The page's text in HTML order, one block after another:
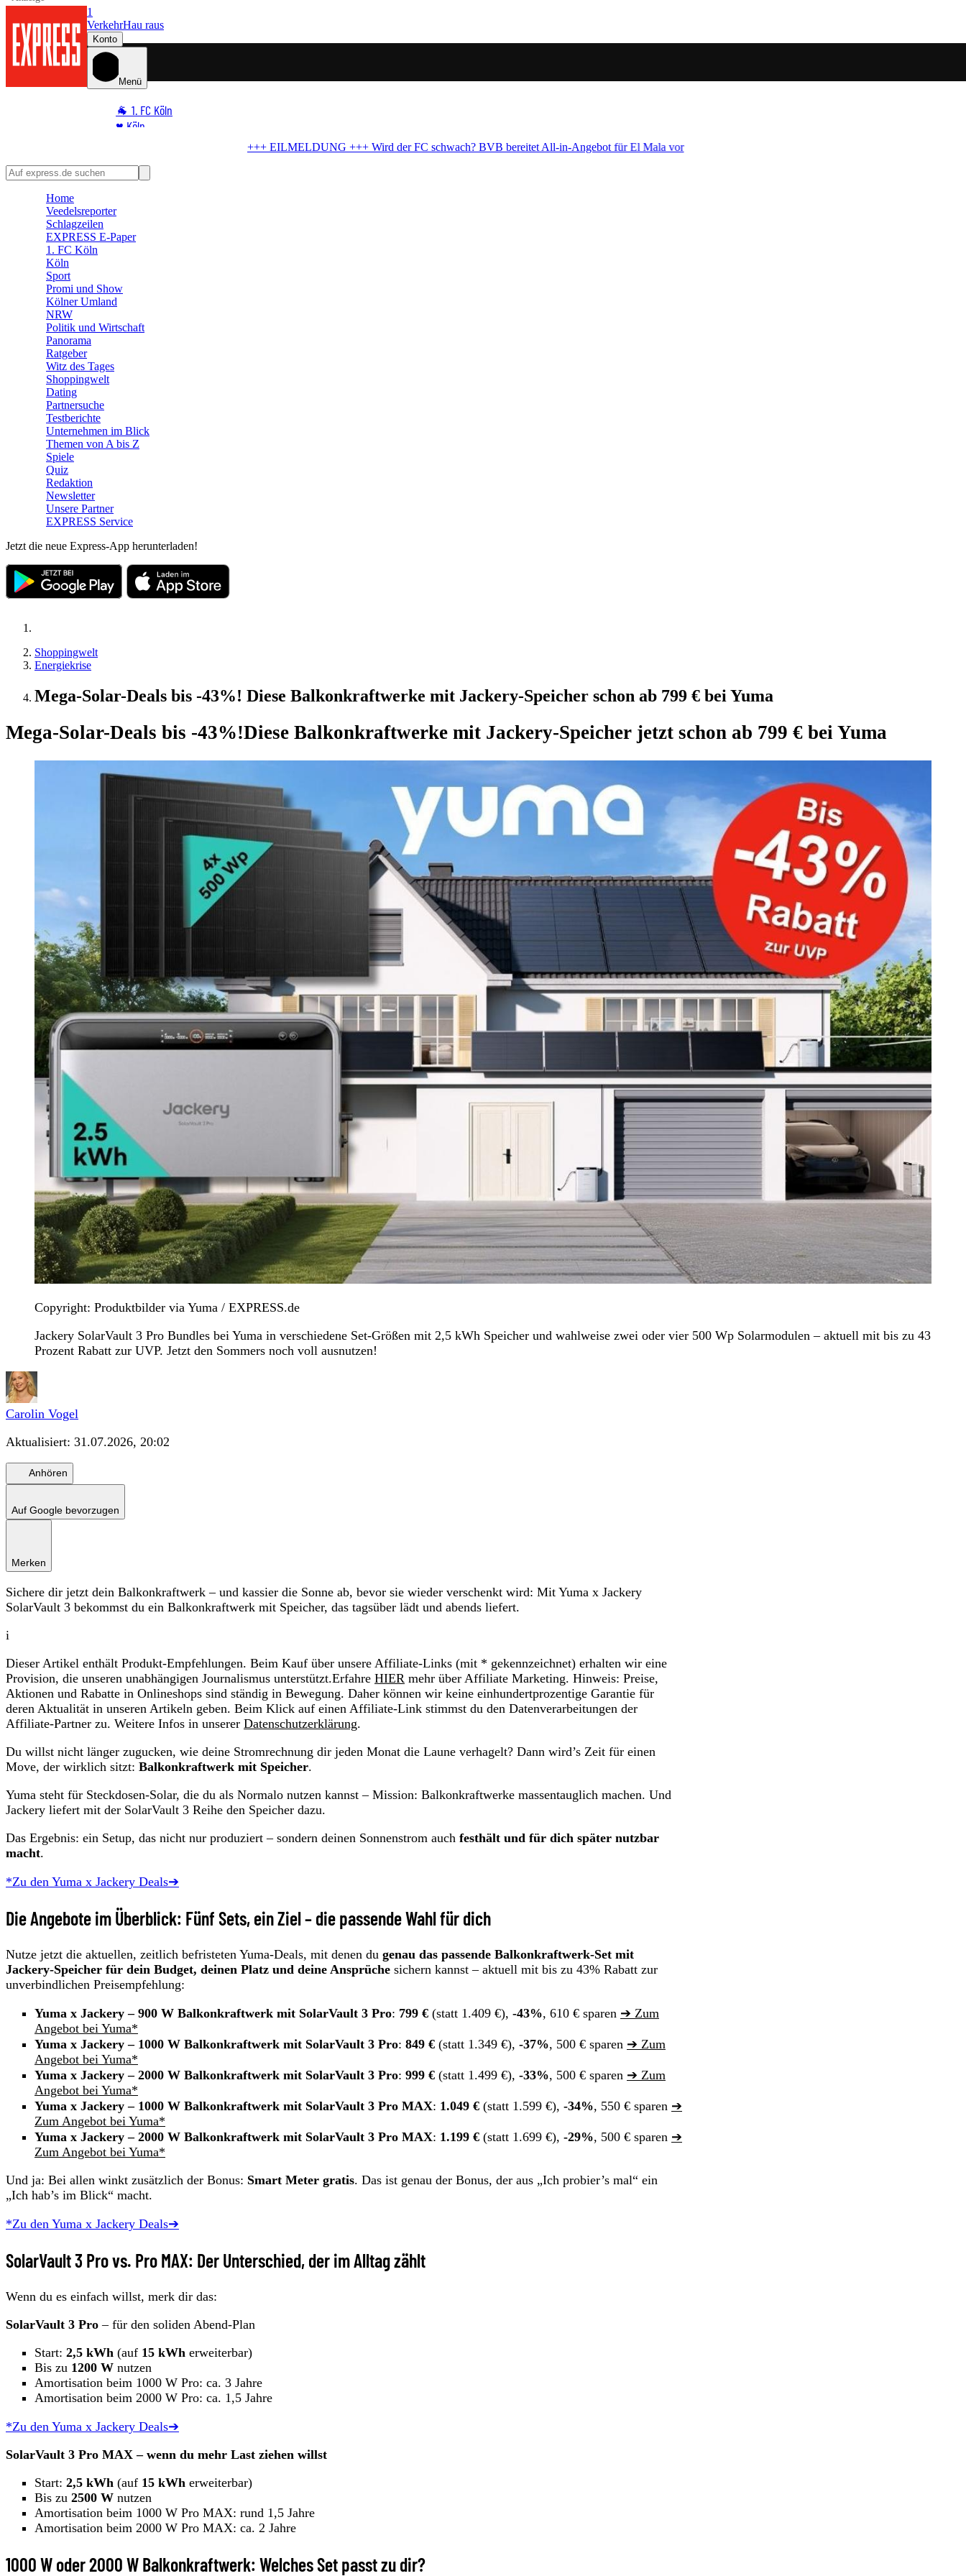
1
VerkehrHau raus
Konto
Menü
🐐 1. FC Köln
♥️ Köln
🏆 Sport
🛒 Shoppingwelt
Wird der FC schwach?BVB bereitet All-in-Angebot für El Mala vor
Home
Veedelsreporter
Schlagzeilen
EXPRESS E-Paper
1. FC Köln
Köln
Sport
Promi und Show
Kölner Umland
NRW
Politik und Wirtschaft
Panorama
Ratgeber
Witz des Tages
Shoppingwelt
Dating
Partnersuche
Testberichte
Unternehmen im Blick
Themen von A bis Z
Spiele
Quiz
Redaktion
Newsletter
Unsere Partner
EXPRESS Service
Jetzt die neue Express-App herunterladen!
Shoppingwelt
Energiekrise
Mega-Solar-Deals bis -43%! Diese Balkonkraftwerke mit Jackery-Speicher schon ab 799 € bei Yuma
Mega-Solar-Deals bis -43%!Diese Balkonkraftwerke mit Jackery-Speicher jetzt schon ab 799 € bei Yuma
Copyright: Produktbilder via Yuma / EXPRESS.de
Jackery SolarVault 3 Pro Bundles bei Yuma in verschiedene Set-Größen mit 2,5 kWh Speicher und wahlweise zwei oder vier 500 Wp Solarmodulen – aktuell mit bis zu 43
Prozent Rabatt zur UVP. Jetzt den Sommers noch voll ausnutzen!
Carolin Vogel
Aktualisiert: 31.07.2026, 20:02
Anhören
Auf Google bevorzugen
Merken
Sichere dir jetzt dein Balkonkraftwerk – und kassier die Sonne ab, bevor sie wieder verschenkt wird: Mit Yuma x Jackery
SolarVault 3 bekommst du ein Balkonkraftwerk mit Speicher, das tagsüber lädt und abends liefert.
i
Dieser Artikel enthält Produkt-Empfehlungen. Beim Kauf über unsere Affiliate-Links (mit * gekennzeichnet) erhalten wir eine
Provision, die unseren unabhängigen Journalismus unterstützt.Erfahre HIER mehr über Affiliate Marketing. Hinweis: Preise,
Aktionen und Rabatte in Onlineshops sind ständig in Bewegung. Daher können wir keine einhundertprozentige Garantie für
deren Aktualität in unseren Artikeln geben. Beim Klick auf einen Affiliate-Link stimmst du den Datenverarbeitungen der
Affiliate-Partner zu. Weitere Infos in unserer Datenschutzerklärung.
Du willst nicht länger zugucken, wie deine Stromrechnung dir jeden Monat die Laune verhagelt? Dann wird’s Zeit für einen
Move, der wirklich sitzt: Balkonkraftwerk mit Speicher.
Yuma steht für Steckdosen-Solar, die du als Normalo nutzen kannst – Mission: Balkonkraftwerke massentauglich machen. Und
Jackery liefert mit der SolarVault 3 Reihe den Speicher dazu.
Das Ergebnis: ein Setup, das nicht nur produziert – sondern deinen Sonnenstrom auch festhält und für dich später nutzbar
macht.
*Zu den Yuma x Jackery Deals➔
Die Angebote im Überblick: Fünf Sets, ein Ziel – die passende Wahl für dich
Nutze jetzt die aktuellen, zeitlich befristeten Yuma-Deals, mit denen du genau das passende Balkonkraftwerk-Set mit
Jackery-Speicher für dein Budget, deinen Platz und deine Ansprüche sichern kannst – aktuell mit bis zu 43% Rabatt zur
unverbindlichen Preisempfehlung:
Yuma x Jackery – 900 W Balkonkraftwerk mit SolarVault 3 Pro: 799 € (statt 1.409 €), -43%, 610 € sparen ➔ Zum
Angebot bei Yuma*
Yuma x Jackery – 1000 W Balkonkraftwerk mit SolarVault 3 Pro: 849 € (statt 1.349 €), -37%, 500 € sparen ➔ Zum
Angebot bei Yuma*
Yuma x Jackery – 2000 W Balkonkraftwerk mit SolarVault 3 Pro: 999 € (statt 1.499 €), -33%, 500 € sparen ➔ Zum
Angebot bei Yuma*
Yuma x Jackery – 1000 W Balkonkraftwerk mit SolarVault 3 Pro MAX: 1.049 € (statt 1.599 €), -34%, 550 € sparen ➔
Zum Angebot bei Yuma*
Yuma x Jackery – 2000 W Balkonkraftwerk mit SolarVault 3 Pro MAX: 1.199 € (statt 1.699 €), -29%, 500 € sparen ➔
Zum Angebot bei Yuma*
Und ja: Bei allen winkt zusätzlich der Bonus: Smart Meter gratis. Das ist genau der Bonus, der aus „Ich probier’s mal“ ein
„Ich hab’s im Blick“ macht.
*Zu den Yuma x Jackery Deals➔
SolarVault 3 Pro vs. Pro MAX: Der Unterschied, der im Alltag zählt
Wenn du es einfach willst, merk dir das:
SolarVault 3 Pro – für den soliden Abend-Plan
Start: 2,5 kWh (auf 15 kWh erweiterbar)
Bis zu 1200 W nutzen
Amortisation beim 1000 W Pro: ca. 3 Jahre
Amortisation beim 2000 W Pro: ca. 1,5 Jahre
*Zu den Yuma x Jackery Deals➔
SolarVault 3 Pro MAX – wenn du mehr Last ziehen willst
Start: 2,5 kWh (auf 15 kWh erweiterbar)
Bis zu 2500 W nutzen
Amortisation beim 1000 W Pro MAX: rund 1,5 Jahre
Amortisation beim 2000 W Pro MAX: ca. 2 Jahre
1000 W oder 2000 W Balkonkraftwerk: Welches Set passt zu dir?